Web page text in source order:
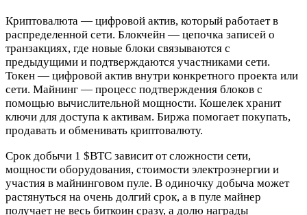
Криптовалюта — цифровой актив, который работает в
распределенной сети. Блокчейн — цепочка записей о
транзакциях, где новые блоки связываются с
предыдущими и подтверждаются участниками сети.
Токен — цифровой актив внутри конкретного проекта или
сети. Майнинг — процесс подтверждения блоков с
помощью вычислительной мощности. Кошелек хранит
ключи для доступа к активам. Биржа помогает покупать,
продавать и обменивать криптовалюту.
Срок добычи 1 $BTC зависит от сложности сети,
мощности оборудования, стоимости электроэнергии и
участия в майнинговом пуле. В одиночку добыча может
растянуться на очень долгий срок, а в пуле майнер
получает не весь биткоин сразу, а долю награды